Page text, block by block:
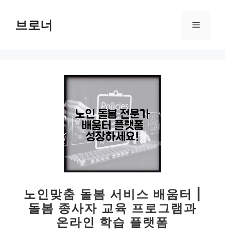
브로너 메
노인맞춤 돌봄 서비스 배움터 |
돌봄 종사자 교육 프로그램과
온라인 학습 플랫폼